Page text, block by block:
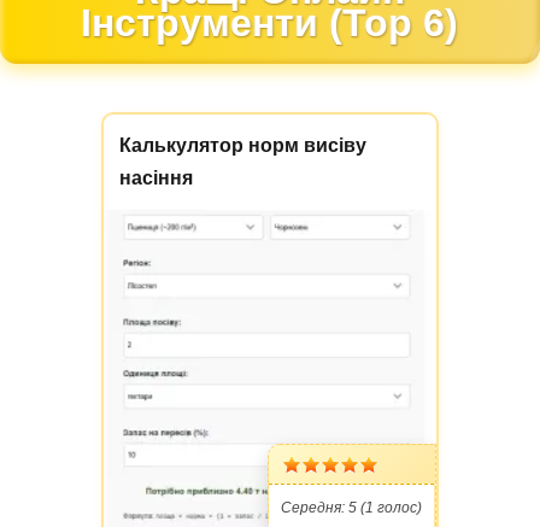
Інструменти (Top 6)
Калькулятор норм висіву
насіння
Середня: 5 (1 голос)